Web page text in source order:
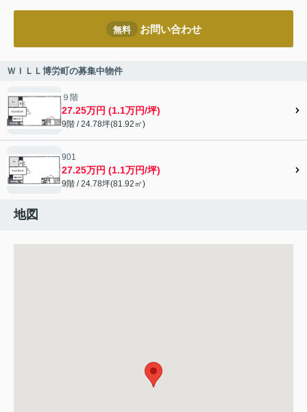
無料 お問い合わせ
ＷＩＬＬ博労町の募集中物件
９階
27.25万円 (1.1万円/坪)
9階 / 24.78坪(81.92㎡)
901
27.25万円 (1.1万円/坪)
9階 / 24.78坪(81.92㎡)
地図